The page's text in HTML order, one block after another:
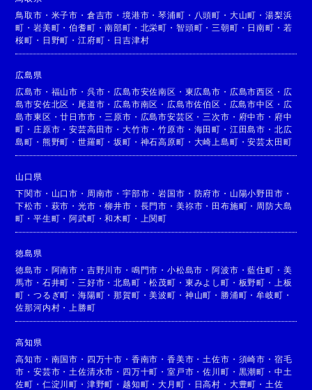
鳥取市 ・ 米子市 ・ 倉吉市 ・境港市 ・琴浦町 ・ 八頭町 ・ 大山町 ・ 湯梨浜
町 ・岩美町 ・伯耆町 ・南部町 ・ 北栄町 ・ 智頭町 ・ 三朝町 ・ 日南町 ・ 若
桜町 ・ 日野町 ・江府町 ・ 日吉津村
広島県
広島市 ・ 福山市 ・ 呉市 ・ 広島市安佐南区 ・ 東広島市 ・ 広島市西区 ・ 広
島市安佐北区 ・ 尾道市 ・ 広島市南区 ・ 広島市佐伯区 ・ 広島市中区 ・ 広
島市東区 ・廿日市市 ・ 三原市 ・ 広島市安芸区 ・ 三次市 ・ 府中市 ・ 府中
町 ・ 庄原市 ・安芸高田市 ・大竹市 ・竹原市 ・ 海田町 ・ 江田島市 ・ 北広
島町 ・ 熊野町 ・世羅町 ・坂町 ・ 神石高原町 ・ 大崎上島町 ・安芸太田町
山口県
下関市 ・ 山口市 ・ 周南市 ・宇部市 ・岩国市 ・ 防府市 ・ 山陽小野田市 ・
下松市 ・ 萩市 ・光市 ・柳井市 ・ 長門市 ・ 美祢市 ・ 田布施町 ・ 周防大島
町 ・平生町 ・阿武町 ・和木町 ・ 上関町
徳島県
徳島市 ・ 阿南市 ・ 吉野川市 ・ 鳴門市 ・小松島市 ・阿波市 ・藍住町 ・ 美
馬市 ・ 石井町 ・ 三好市 ・北島町 ・松茂町 ・ 東みよし町 ・ 板野町 ・
上板
町 ・つるぎ町 ・海陽町 ・那賀町 ・美波町 ・ 神山町 ・ 勝浦町 ・牟岐町 ・
佐那河内村 ・ 上勝町
高知県
高知市 ・ 南国市 ・ 四万十市 ・ 香南市 ・香美市 ・ 土佐市 ・ 須崎市 ・ 宿毛
市 ・安芸市 ・ 土佐清水市 ・ 四万十町 ・室戸市 ・佐川町 ・ 黒潮町 ・ 中土
佐町 ・ 仁淀川町 ・ 津野町 ・ 越知町 ・大月町 ・ 日高村 ・ 大豊町 ・ 土佐